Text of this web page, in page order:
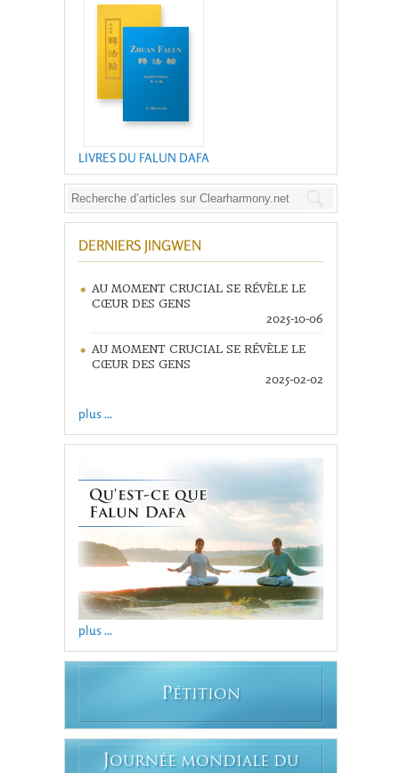
LIVRES DU FALUN DAFA
DERNIERS JINGWEN
AU MOMENT CRUCIAL SE RÉVÈLE LE
CŒUR DES GENS
2025-10-06
AU MOMENT CRUCIAL SE RÉVÈLE LE
CŒUR DES GENS
2025-02-02
plus ...
plus ...
PÉTITION
JOURNÉE MONDIALE DU